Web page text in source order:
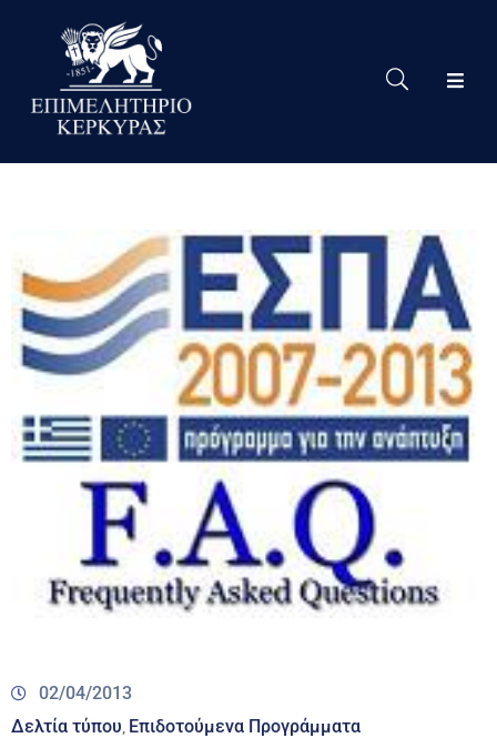
Το
Eπιμελητήριο
Υπηρεσίες
Ειδική
Πληροφόρηση
Χρήσιμες
Συνδέσεις
02/04/2013
Δελτία τύπου Επιδοτούμενα Προγράμματα